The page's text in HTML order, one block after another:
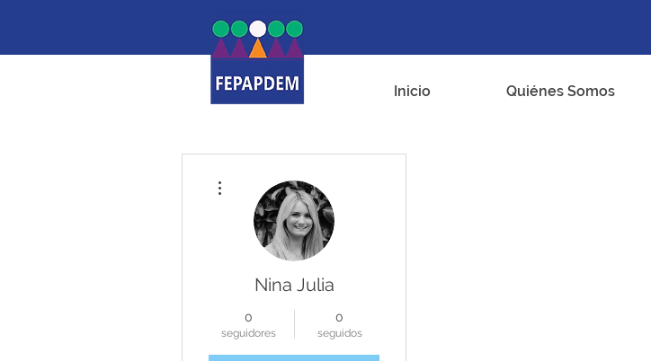
Inicio Quiénes Somos
Nina Julia
0
seguidores
0
seguidos